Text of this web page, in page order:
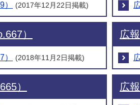
(2017年12月22日掲載)
）
(2018年11月2日掲載)
広
） 広